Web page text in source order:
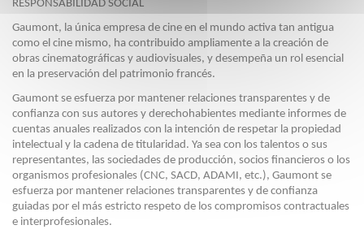
RESPONSABILIDAD SOCIAL
Gaumont, la única empresa de cine en el mundo activa tan antigua
como el cine mismo, ha contribuido ampliamente a la creación de
obras cinematográficas y audiovisuales, y desempeña un rol esencial
en la preservación del patrimonio francés.
Gaumont se esfuerza por mantener relaciones transparentes y de
confianza con sus autores y derechohabientes mediante informes de
cuentas anuales realizados con la intención de respetar la propiedad
intelectual y la cadena de titularidad. Ya sea con los talentos o sus
representantes, las sociedades de producción, socios financieros o los
organismos profesionales (CNC, SACD, ADAMI, etc.), Gaumont se
esfuerza por mantener relaciones transparentes y de confianza
guiadas por el más estricto respeto de los compromisos contractuales
e interprofesionales.